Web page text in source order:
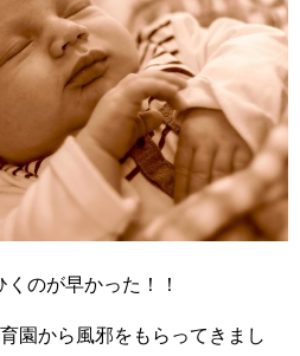
のが早かった！！
園から風邪をもらってきまし